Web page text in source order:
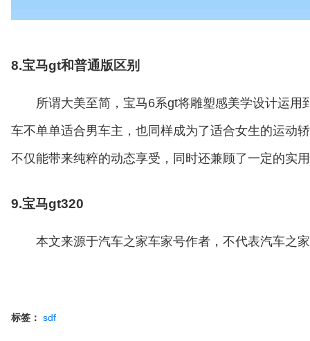
8.宝马gt和普通版区别
所谓大美至简，宝马6系gt将雕塑感美学设计运
车不单单适合男车主，也同样成为了适合女生的运动
不仅能带来纯粹的动态享受，同时还兼顾了一定的实
9.宝马gt320
本文来源于汽车之家车家号作者，不代表汽车之
标签： sdf